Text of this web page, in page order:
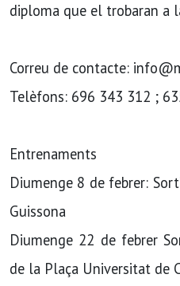
diploma que el trobaran a
Correu de contacte:
Telèfons: 696 343 312 ;
Entrenaments
Diumenge 8 de febrer:
Guissona
Diumenge 22 de febrer
de la Plaça Universitat de